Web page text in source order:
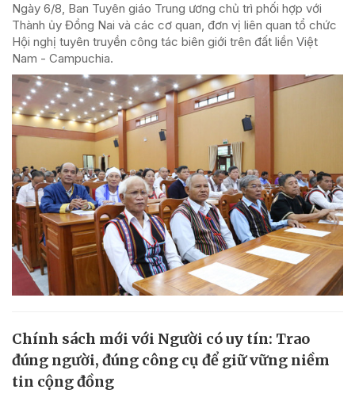
Ngày 6/8, Ban Tuyên giáo Trung ương chủ trì phối hợp với
Thành ủy Đồng Nai và các cơ quan, đơn vị liên quan tổ chức
Hội nghị tuyên truyền công tác biên giới trên đất liền Việt
Nam - Campuchia.
Chính sách mới với Người có uy tín: Trao
đúng người, đúng công cụ để giữ vững niềm
tin cộng đồng